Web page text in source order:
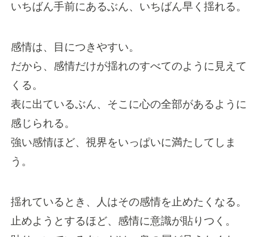
いちばん手前にあるぶん、いちばん早く揺れる。
感情は、目につきやすい。
だから、感情だけが揺れのすべてのように見えて
くる。
表に出ているぶん、そこに心の全部があるように
感じられる。
強い感情ほど、視界をいっぱいに満たしてしま
う。
揺れているとき、人はその感情を止めたくなる。
止めようとするほど、感情に意識が貼りつく。